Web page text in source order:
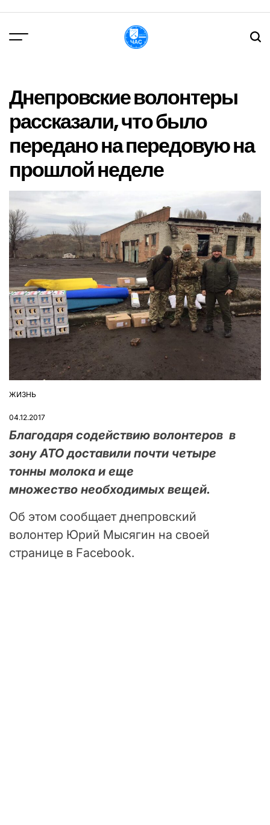
вмісту
Днепровские волонтеры
рассказали, что было
передано на передовую на
прошлой неделе
ОПУБЛІКУВАТИ
ЖИЗНЬ
04.12.2017
Благодаря содействию волонтеров в
зону АТО доставили почти четыре
тонны молока и еще
множество необходимых вещей.
Об этом сообщает днепровский
волонтер Юрий Мысягин на своей
странице в Facebook.